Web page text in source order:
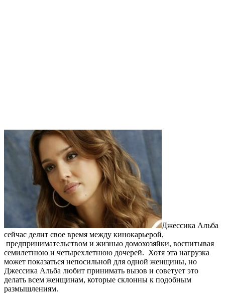
Джессика Альба
сейчас делит свое время между кинокарьерой,
предпринимательством и жизнью домохозяйки, воспитывая
семилетнюю и четырехлетнюю дочерей. Хотя эта нагрузка
может показаться непосильной для одной женщины, но
Джессика Альба любит принимать вызов и советует это
делать всем женщинам, которые склонны к подобным
размышлениям.